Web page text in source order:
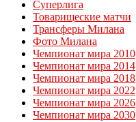
Суперлига
Товарищеские матчи
Трансферы Милана
Фото Милана
Чемпионат мира 2010
Чемпионат мира 2014
Чемпионат мира 2018
Чемпионат мира 2022
Чемпионат мира 2026
Чемпионат мира 2030